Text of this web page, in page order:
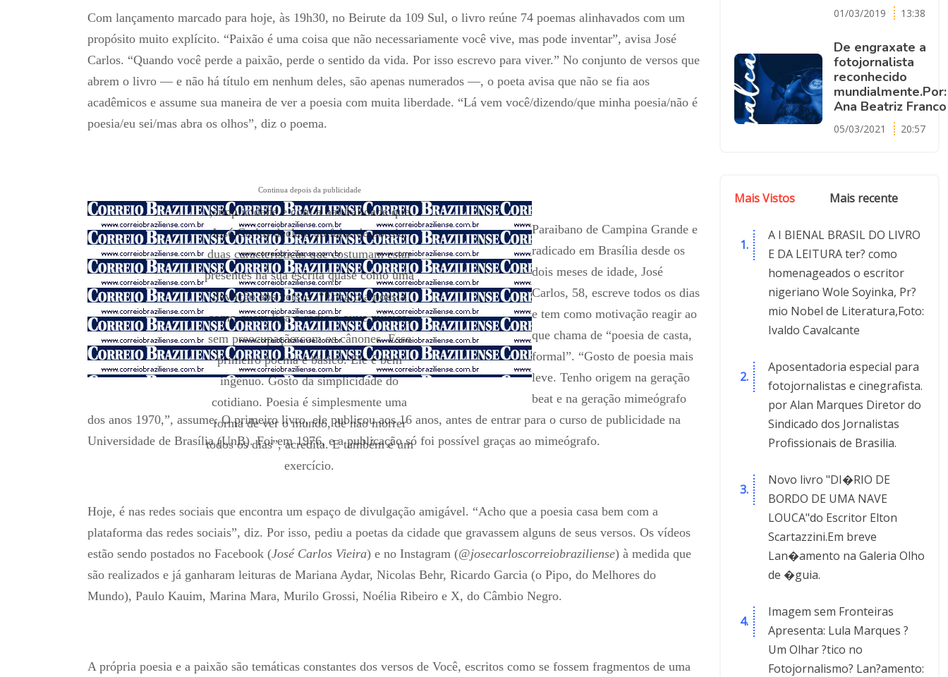
Com lançamento marcado para hoje, às 19h30, no Beirute da 109 Sul, o livro reúne 74 poemas alinhavados com um
propósito muito explícito. “Paixão é uma coisa que não necessariamente você vive, mas pode inventar”, avisa José
Carlos. “Quando você perde a paixão, perde o sentido da vida. Por isso escrevo para viver.” No conjunto de versos que
abrem o livro — e não há título em nenhum deles, são apenas numerados —, o poeta avisa que não se fia aos
acadêmicos e assume sua maneira de ver a poesia com muita liberdade. “Lá vem você/dizendo/que minha poesia/não é
poesia/eu sei/mas abra os olhos”, diz o poema.
Continua depois da publicidade
,simplicidade e com a naturalidade que
José Carlos declara ao falar de poesia,
duas características que costumam estar
presentes na sua escrita quase como uma
devoção aos versos. “Encaro a poesia
como quem liga o rádio e ouve música,
sem preocupação com os cânones. Esse
primeiro poema é básico. Ele é bem
ingênuo. Gosto da simplicidade do
cotidiano. Poesia é simplesmente uma
forma de ver o mundo, de não morrer
todos os dias”, acredita. E também é um
exercício.
Paraibano de Campina Grande e
radicado em Brasília desde os
dois meses de idade, José
Carlos, 58, escreve todos os dias
e tem como motivação reagir ao
que chama de “poesia de casta,
formal”. “Gosto de poesia mais
leve. Tenho origem na geração
beat e na geração mimeógrafo
dos anos 1970,”, assume. O primeiro livro, ele publicou aos 16 anos, antes de entrar para o curso de publicidade na
Universidade de Brasília (UnB). Foi em 1976, e a publicação só foi possível graças ao mimeógrafo.
Hoje, é nas redes sociais que encontra um espaço de divulgação amigável. “Acho que a poesia casa bem com a
plataforma das redes sociais”, diz. Por isso, pediu a poetas da cidade que gravassem alguns de seus versos. Os vídeos
estão sendo postados no Facebook (José Carlos Vieira) e no Instagram (@josecarloscorreiobraziliense) à medida que
são realizados e já ganharam leituras de Mariana Aydar, Nicolas Behr, Ricardo Garcia (o Pipo, do Melhores do
Mundo), Paulo Kauim, Marina Mara, Murilo Grossi, Noélia Ribeiro e X, do Câmbio Negro.
A própria poesia e a paixão são temáticas constantes dos versos de Você, escritos como se fossem fragmentos de uma
01/03/2019 13:38
De engraxate a
fotojornalista
reconhecido
mundialmente.Por:
Ana Beatriz Franco
05/03/2021 20:57
Mais Vistos Mais recente
A I BIENAL BRASIL DO LIVRO
E DA LEITURA ter? como
homenageados o escritor
nigeriano Wole Soyinka, Pr?
mio Nobel de Literatura,Foto:
Ivaldo Cavalcante
Aposentadoria especial para
fotojornalistas e cinegrafista.
por Alan Marques Diretor do
Sindicado dos Jornalistas
Profissionais de Brasilia.
Novo livro "DI�RIO DE
BORDO DE UMA NAVE
LOUCA"do Escritor Elton
Scartazzini.Em breve
Lan�amento na Galeria Olho
de �guia.
Imagem sem Fronteiras
Apresenta: Lula Marques ?
Um Olhar ?tico no
Fotojornalismo? Lan?amento: